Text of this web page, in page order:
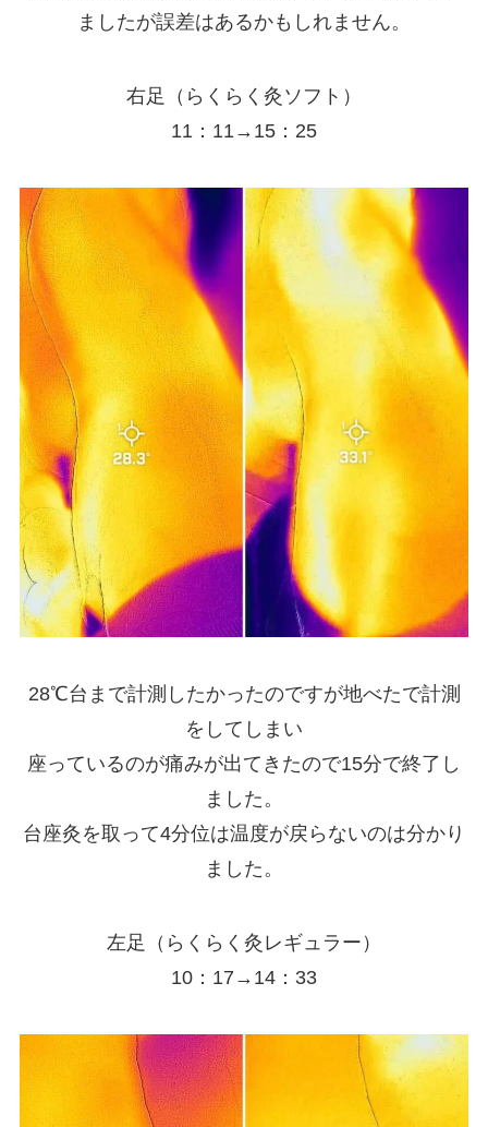
ましたが誤差はあるかもしれません。
右足（らくらく灸ソフト）
11：11→15：25
28℃台まで計測したかったのですが地べたで計測
をしてしまい
座っているのが痛みが出てきたので15分で終了し
ました。
台座灸を取って4分位は温度が戻らないのは分かり
ました。
左足（らくらく灸レギュラー）
10：17→14：33